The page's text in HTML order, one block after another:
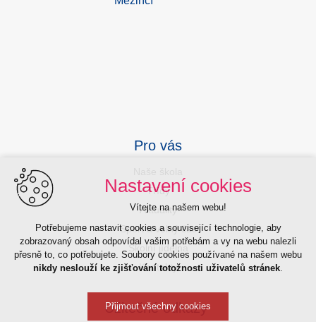
Pro vás
Třídy
Aktuality
Sport a volný čas
Školní jídelna
Kontakty
Užitečné odkazy
Nastavení cookies
Vítejte na našem webu!
Potřebujeme nastavit cookies a související technologie, aby
zobrazovaný obsah odpovídal vašim potřebám a vy na webu nalezli
přesně to, co potřebujete. Soubory cookies používané na našem webu
nikdy neslouží ke zjišťování totožnosti uživatelů stránek.
Přijmout všechny cookies